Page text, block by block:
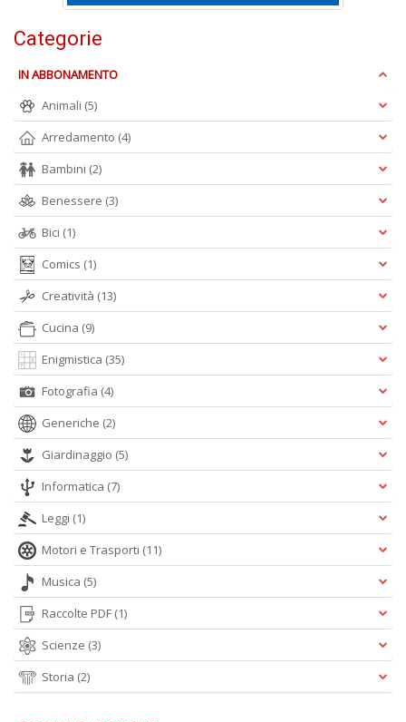
Categorie
IN ABBONAMENTO
Animali (5)
Arredamento (4)
Bambini (2)
Benessere (3)
Bici (1)
Comics (1)
Creatività (13)
Cucina (9)
Enigmistica (35)
Fotografia (4)
Generiche (2)
Giardinaggio (5)
Informatica (7)
Leggi (1)
Motori e Trasporti (11)
Musica (5)
Raccolte PDF (1)
Scienze (3)
Storia (2)